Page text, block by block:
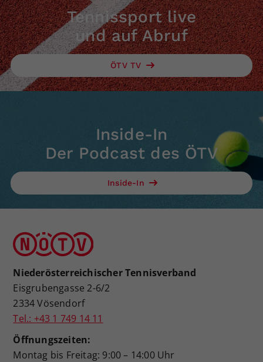
Tennissport live
und auf Abruf
ÖTV TV
Inside-In
Der Podcast des ÖTV
Inside-In
Niederösterreichischer Tennisverband
Eisgrubengasse 2-6/2
2334 Vösendorf
Tel.: +43 1 749 14 11
Öffnungszeiten:
Montag bis Freitag: 9:00 – 14:00 Uhr